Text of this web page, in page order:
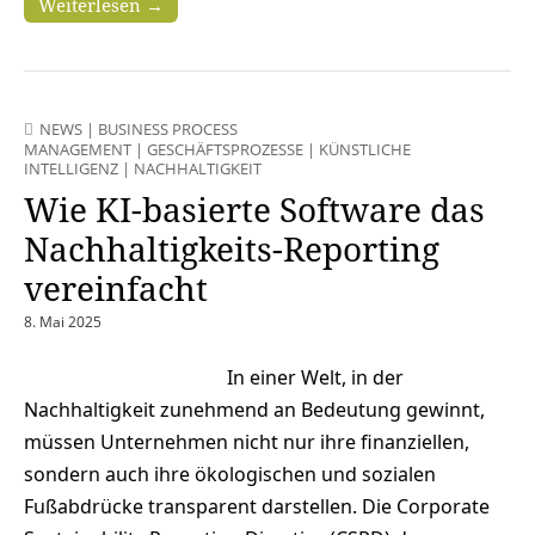
NEWS | BUSINESS PROCESS
MANAGEMENT | GESCHÄFTSPROZESSE | KÜNSTLICHE
INTELLIGENZ | NACHHALTIGKEIT
Wie KI-basierte Software das
Nachhaltigkeits-Reporting
vereinfacht
8. Mai 2025
In einer Welt, in der
Nachhaltigkeit zunehmend an Bedeutung gewinnt,
müssen Unternehmen nicht nur ihre finanziellen,
sondern auch ihre ökologischen und sozialen
Fußabdrücke transparent darstellen. Die Corporate